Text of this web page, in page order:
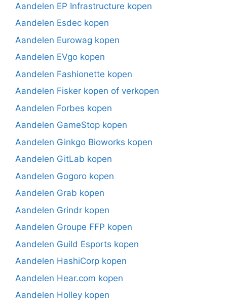
Aandelen EP Infrastructure kopen
Aandelen Esdec kopen
Aandelen Eurowag kopen
Aandelen EVgo kopen
Aandelen Fashionette kopen
Aandelen Fisker kopen of verkopen
Aandelen Forbes kopen
Aandelen GameStop kopen
Aandelen Ginkgo Bioworks kopen
Aandelen GitLab kopen
Aandelen Gogoro kopen
Aandelen Grab kopen
Aandelen Grindr kopen
Aandelen Groupe FFP kopen
Aandelen Guild Esports kopen
Aandelen HashiCorp kopen
Aandelen Hear.com kopen
Aandelen Holley kopen